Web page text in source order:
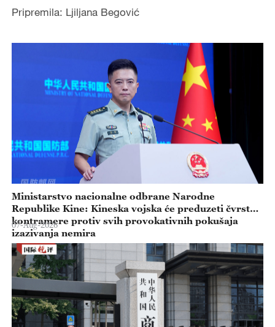
Pripremila: Ljiljana Begović
Ministarstvo nacionalne odbrane Narodne
Republike Kine: Kineska vojska će preduzeti čvrste
kontramere protiv svih provokativnih pokušaja
izazivanja nemira
07-Aug-2026